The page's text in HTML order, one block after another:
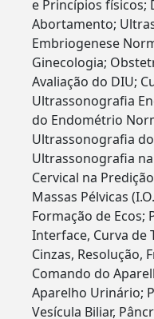
e Princípios físicos;
Abortamento;
Embriogenese
Ginecologia;
Avaliação do DIU;
Ultrassonografia
do Endométrio
Ultrassonografia
Ultrassonografia
Cervical na
Massas Pélvicas
Formação de Ecos;
Interface, Curva de
Cinzas, Resolução,
Comando do
Aparelho Urinário;
Vesícula Biliar,